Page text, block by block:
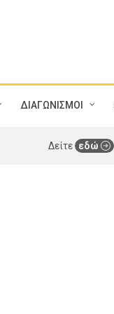
ΔΙΑΓΩΝΙΣΜΟΙ
Δείτε εδώ